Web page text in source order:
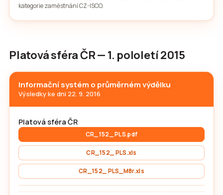
kategorie zaměstnání CZ-ISCO.
Platová sféra ČR — 1. pololetí 2015
Informační systém o průměrném výdělku
Výsledky ke dni 22. 9. 2016
Platová sféra ČR
CR_152_ PLS.pdf
CR_152_ PLS.xls
CR_152_ PLS_M8r.xls